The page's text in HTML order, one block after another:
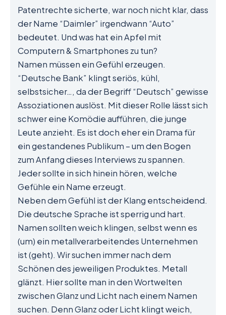
Patentrechte sicherte, war noch nicht klar, dass
der Name “Daimler” irgendwann “Auto”
bedeutet. Und was hat ein Apfel mit
Computern & Smartphones zu tun?
Namen müssen ein Gefühl erzeugen.
“Deutsche Bank” klingt seriös, kühl,
selbstsicher…, da der Begriff “Deutsch” gewisse
Assoziationen auslöst. Mit dieser Rolle lässt sich
schwer eine Komödie aufführen, die junge
Leute anzieht. Es ist doch eher ein Drama für
ein gestandenes Publikum – um den Bogen
zum Anfang dieses Interviews zu spannen.
Jeder sollte in sich hinein hören, welche
Gefühle ein Name erzeugt.
Neben dem Gefühl ist der Klang entscheidend.
Die deutsche Sprache ist sperrig und hart.
Namen sollten weich klingen, selbst wenn es
(um) ein metallverarbeitendes Unternehmen
ist (geht). Wir suchen immer nach dem
Schönen des jeweiligen Produktes. Metall
glänzt. Hier sollte man in den Wortwelten
zwischen Glanz und Licht nach einem Namen
suchen. Denn Glanz oder Licht klingt weich,